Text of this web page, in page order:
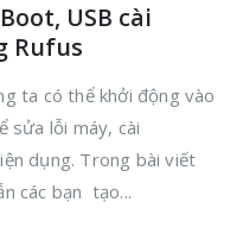
USB cài
Rufus
ta có thể khởi động vào
sửa lỗi máy, cài
dụng. Trong bài viết
các bạn tạo...